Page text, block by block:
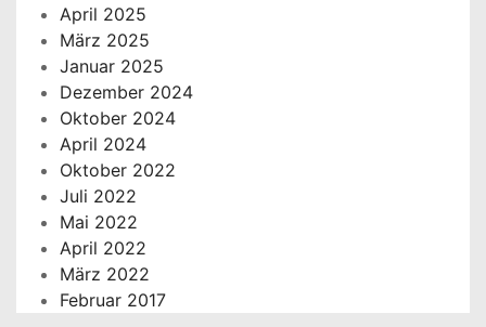
April 2025
März 2025
Januar 2025
Dezember 2024
Oktober 2024
April 2024
Oktober 2022
Juli 2022
Mai 2022
April 2022
März 2022
Februar 2017